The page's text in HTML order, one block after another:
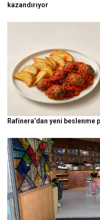
kazandırıyor
Rafinera’dan yeni beslenme